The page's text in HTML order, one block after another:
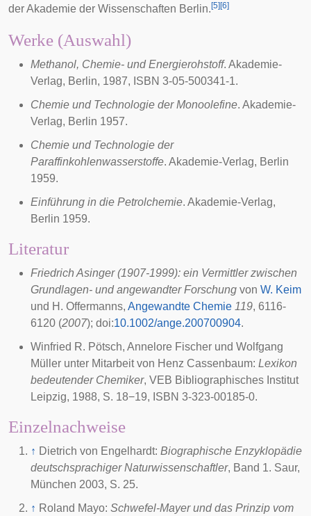
derAkademie der Wissenschaften Berlin. [5] [6]
Werke (Auswahl)
Methanol, Chemie- und Energierohstoff. Akademie-
Verlag, Berlin, 1987, ISBN 3-05-500341-1.
Chemie und Technologie der Monoolefine. Akademie-
Verlag, Berlin 1957.
Chemie und Technologie der
Paraffinkohlenwasserstoffe. Akademie-Verlag, Berlin
1959.
Einführung in die Petrolchemie. Akademie-Verlag,
Berlin 1959.
Literatur
Friedrich Asinger (1907-1999): ein Vermittler zwischen
Grundlagen- und angewandter Forschung von W. Keim
und H. Offermanns, Angewandte Chemie 119, 6116-
6120 (2007); doi:10.1002/ange.200700904.
Winfried R. Pötsch, Annelore Fischer und Wolfgang
Müller unter Mitarbeit von Henz Cassenbaum: Lexikon
bedeutender Chemiker, VEB Bibliographisches Institut
Leipzig, 1988, S. 18−19, ISBN 3-323-00185-0.
Einzelnachweise
↑ Dietrich von Engelhardt: Biographische Enzyklopädie
deutschsprachiger Naturwissenschaftler, Band 1. Saur,
München 2003, S. 25.
↑ Roland Mayo: Schwefel-Mayer und das Prinzip vom